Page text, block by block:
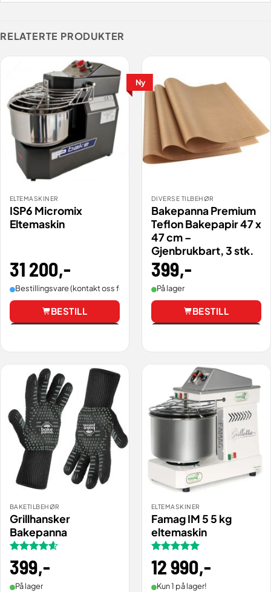
RELATERTE PRODUKTER
ELTEMASKINER
ISP6 Micromix
Eltemaskin
31 200,-
Bestillingsvare (kontakt oss for leveringstid).
BESTILL
Ny
DIVERSE TILBEHØR
Bakepanna Premium
Teflon Bakepapir 47 x
47 cm –
Gjenbrukbart, 3 stk.
399,-
På lager
BESTILL
BAKETILBEHØR
Grillhansker
Bakepanna
Vurdert
4.57 av 5
399,-
På lager
ELTEMASKINER
Famag IM 5 5 kg
eltemaskin
Vurdert5
av 5
12 990,-
Kun 1 på lager!